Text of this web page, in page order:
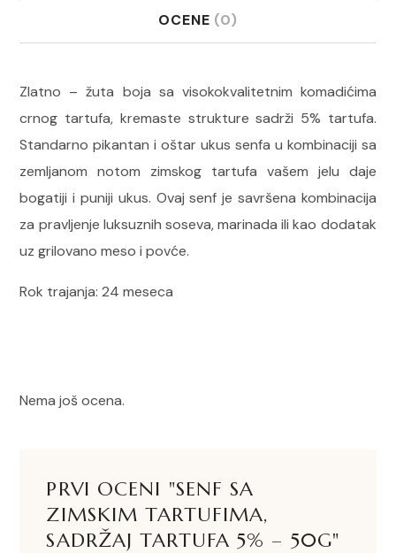
OCENE (0)
Zlatno – žuta boja sa visokokvalitetnim komadićima
crnog tartufa, kremaste strukture sadrži 5% tartufa.
Standarno pikantan i oštar ukus senfa u kombinaciji sa
zemljanom notom zimskog tartufa vašem jelu daje
bogatiji i puniji ukus. Ovaj senf je savršena kombinacija
za pravljenje luksuznih soseva, marinada ili kao dodatak
uz grilovano meso i povće.
Rok trajanja: 24 meseca
Nema još ocena.
PRVI OCENI "SENF SA
ZIMSKIM TARTUFIMA,
SADRŽAJ TARTUFA 5% – 50G"